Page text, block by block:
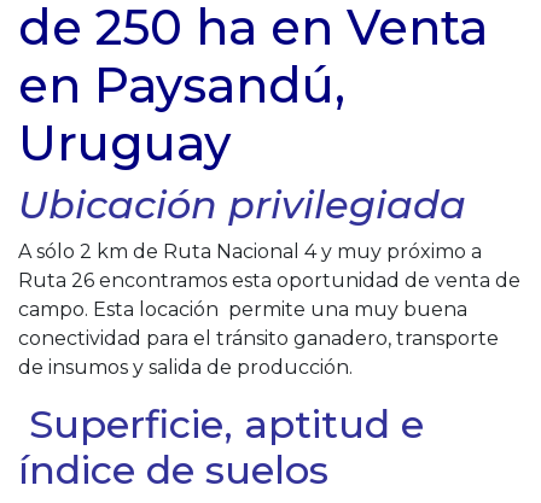
de 250 ha en Venta
en Paysandú,
Uruguay
Ubicación privilegiada
A sólo 2 km de Ruta Nacional 4 y muy próximo a
Ruta 26 encontramos esta oportunidad de venta de
campo. Esta locación permite una muy buena
conectividad para el tránsito ganadero, transporte
de insumos y salida de producción.
Superficie, aptitud e
índice de suelos